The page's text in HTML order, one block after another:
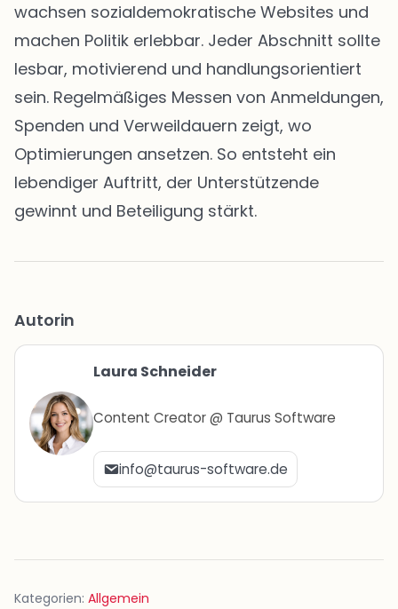
wachsen sozialdemokratische Websites und
machen Politik erlebbar. Jeder Abschnitt sollte
lesbar, motivierend und handlungsorientiert
sein. Regelmäßiges Messen von Anmeldungen,
Spenden und Verweildauern zeigt, wo
Optimierungen ansetzen. So entsteht ein
lebendiger Auftritt, der Unterstützende
gewinnt und Beteiligung stärkt.
Autorin
Laura Schneider
Content Creator @ Taurus Software
info@taurus-software.de
Kategorien: Allgemein